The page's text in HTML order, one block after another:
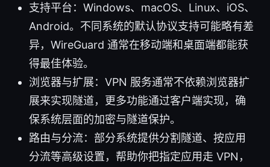
支持平台：Windows、macOS、Linux、iOS、
Android。不同系统的默认协议支持可能略有差
异，WireGuard 通常在移动端和桌面端都能获
得最佳体验。
浏览器与扩展：VPN 服务通常不依赖浏览器扩
展来实现隧道，更多功能通过客户端实现，确
保系统层面的加密与隧道保护。
路由与分流：部分系统提供分割隧道、按应用
分流等高级设置，帮助你把指定应用走 VPN，